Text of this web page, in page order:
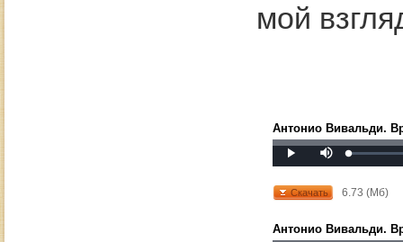
мой
Антонио Вивальди.
Play Loaded:
0%
Progress:
Скачать 6.73 (Мб)
Антонио Вивальди.